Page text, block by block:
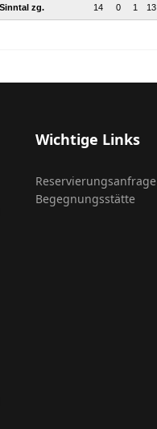
Wichtige Links
Reservierungsanfrage
Begegnungsstätte